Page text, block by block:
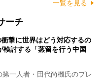
一覧を見る
ーチ
撃に世界はどう対応するの
討する「蒸留を行う中国
一人者・田代尚機氏のプレ